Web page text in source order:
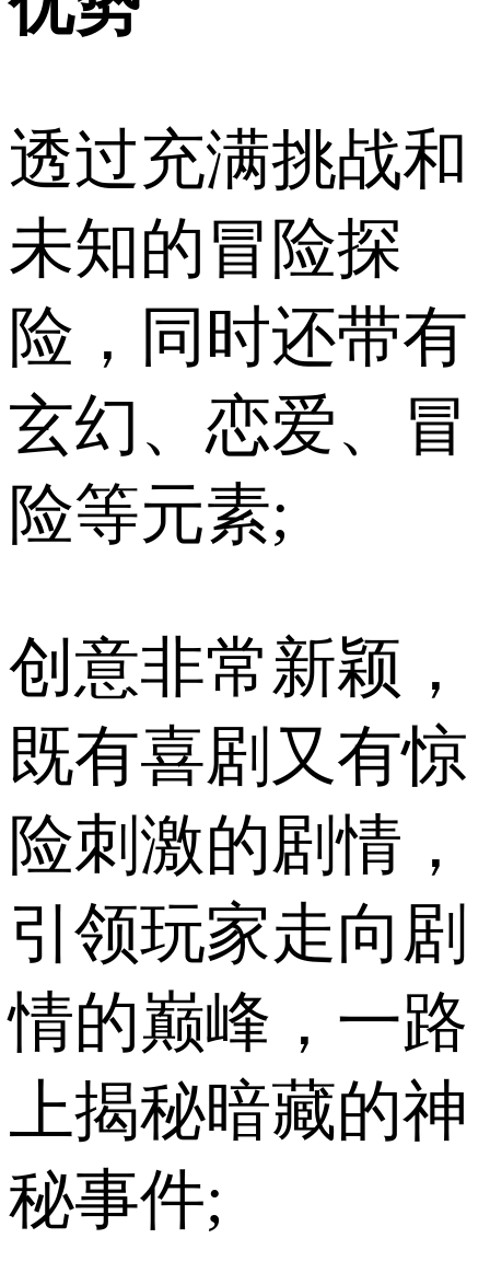
透过充满挑战和
未知的冒险探
险，同时还带有
玄幻、恋爱、冒
险等元素;
创意非常新颖，
既有喜剧又有惊
险刺激的剧情，
引领玩家走向剧
情的巅峰，一路
上揭秘暗藏的神
秘事件;